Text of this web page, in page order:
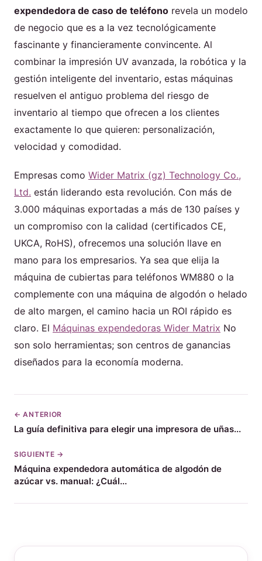
expendedora de caso de teléfono revela un modelo
de negocio que es a la vez tecnológicamente
fascinante y financieramente convincente. Al
combinar la impresión UV avanzada, la robótica y la
gestión inteligente del inventario, estas máquinas
resuelven el antiguo problema del riesgo de
inventario al tiempo que ofrecen a los clientes
exactamente lo que quieren: personalización,
velocidad y comodidad.
Empresas como Wider Matrix (gz) Technology Co.,
Ltd. están liderando esta revolución. Con más de
3.000 máquinas exportadas a más de 130 países y
un compromiso con la calidad (certificados CE,
UKCA, RoHS), ofrecemos una solución llave en
mano para los empresarios. Ya sea que elija la
máquina de cubiertas para teléfonos WM880 o la
complemente con una máquina de algodón o helado
de alto margen, el camino hacia un ROI rápido es
claro. El Máquinas expendedoras Wider Matrix No
son solo herramientas; son centros de ganancias
diseñados para la economía moderna.
← ANTERIOR
La guía definitiva para elegir una impresora de uñas...
SIGUIENTE →
Máquina expendedora automática de algodón de
azúcar vs. manual: ¿Cuál...